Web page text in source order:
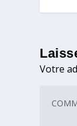
Votre